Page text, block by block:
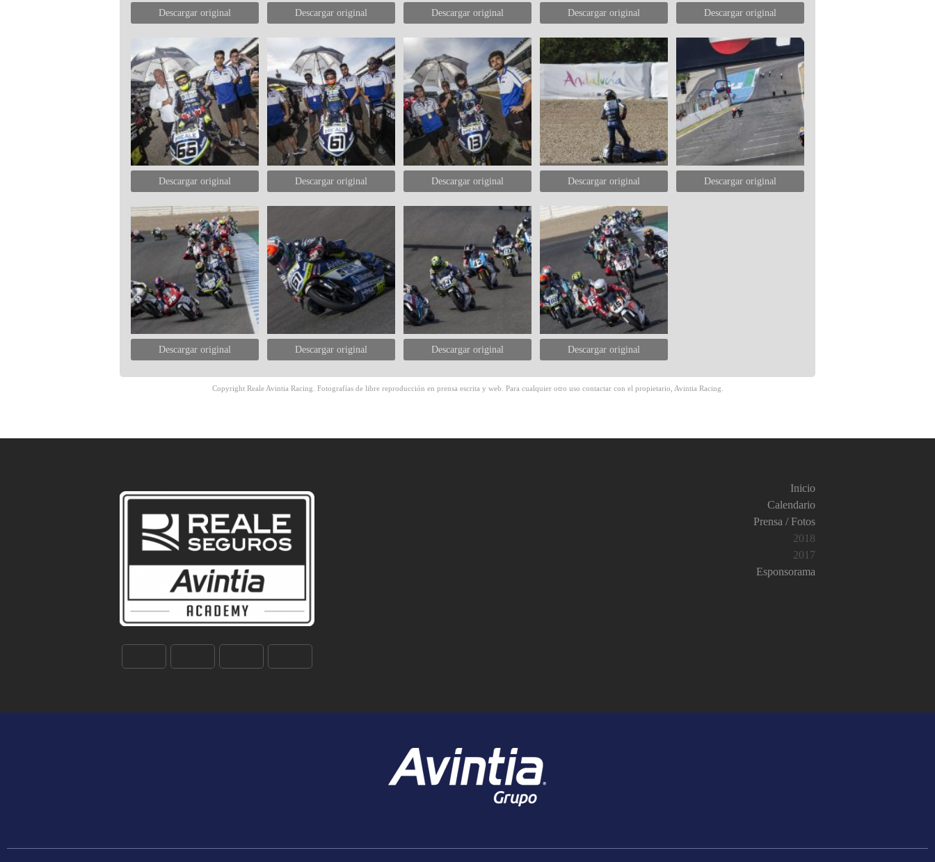
Descargar original Descargar original Descargar original Descargar original Descargar original
Descargar original Descargar original Descargar original Descargar original Descargar original
Descargar original Descargar original Descargar original Descargar original
Copyright Reale Avintia Racing. Fotografías de libre reproducción en prensa escrita y web. Para cualquier otro uso contactar con el propietario, Avintia Racing.
Inicio
Calendario
Prensa / Fotos
2018
2017
Esponsorama